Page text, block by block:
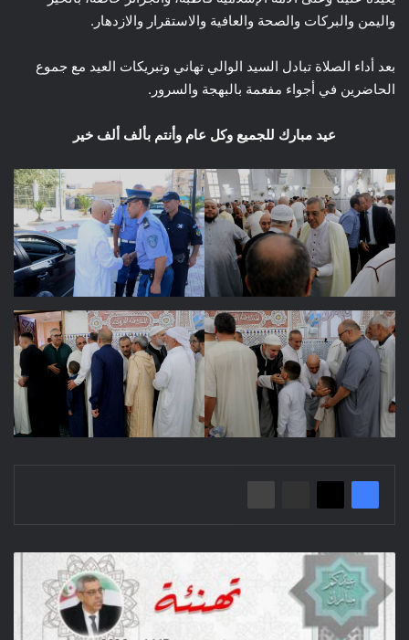
واليمن والبركات والصحة والعافية والاستقرار والازدهار.
بعد أداء الصلاة تبادل السيد الوالي تهاني وتبريكات العيد مع جموع
الحاضرين في أجواء مفعمة بالبهجة والسرور.
عيد مبارك للجميع وكل عام وأنتم بألف ألف خير
بمناسبة
حلول